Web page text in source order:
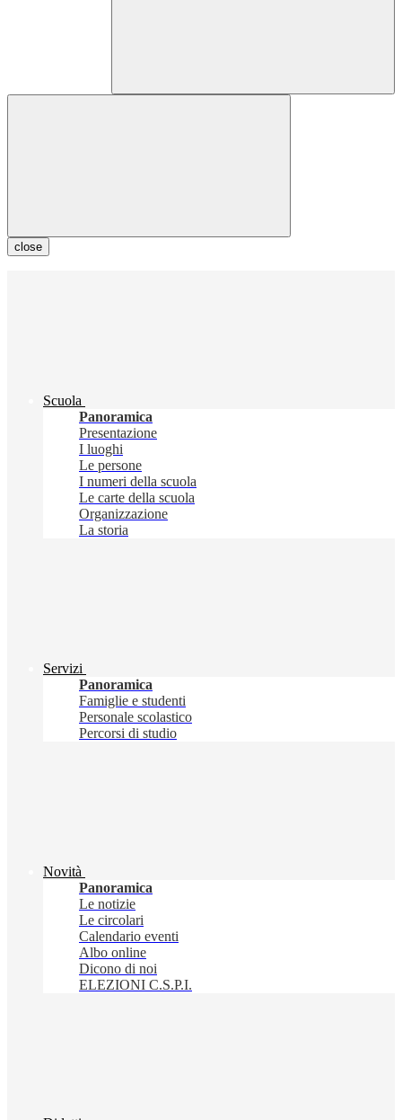
close
Scuola
Panoramica
Presentazione
I luoghi
Le persone
I numeri della scuola
Le carte della scuola
Organizzazione
La storia
Servizi
Panoramica
Famiglie e studenti
Personale scolastico
Percorsi di studio
Novità
Panoramica
Le notizie
Le circolari
Calendario eventi
Albo online
Dicono di noi
ELEZIONI C.S.P.I.